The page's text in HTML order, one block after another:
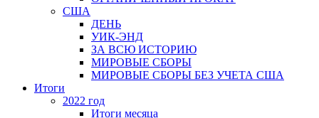
США
ДЕНЬ
УИК-ЭНД
ЗА ВСЮ ИСТОРИЮ
МИРОВЫЕ СБОРЫ
МИРОВЫЕ СБОРЫ БЕЗ УЧЕТА США
Итоги
2022 год
Итоги месяца